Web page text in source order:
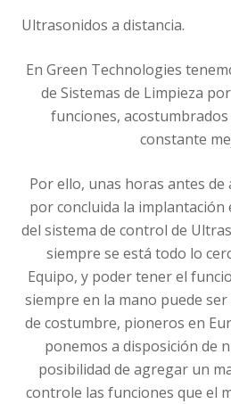
Ultrasonidos a distancia.
En Green Technologies
de Sistemas de Limpieza
funciones,
constante
Por ello, unas horas antes de
por concluida la implantación
del sistema de control de
siempre se está todo lo
Equipo, y poder tener el
siempre en la mano puede
de costumbre, pioneros en
ponemos a disposición de
posibilidad de agregar un
controle las funciones que el